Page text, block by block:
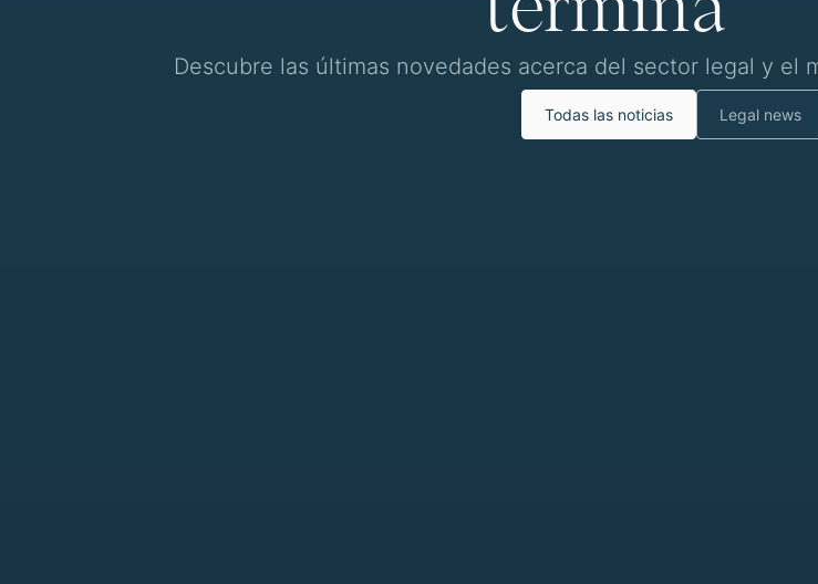
Descubre las últimas novedades acerca del sector legal y el
Todas las noticias Legal news